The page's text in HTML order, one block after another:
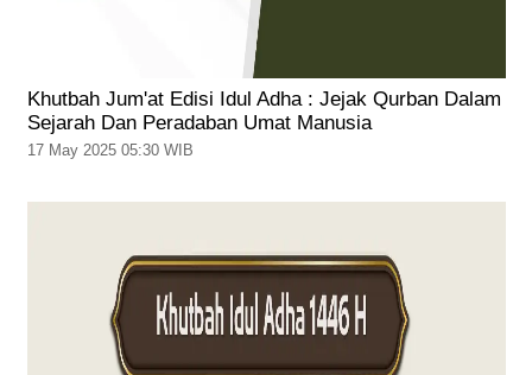
Khutbah Jum'at Edisi Idul Adha : Jejak Qurban Dalam
Sejarah Dan Peradaban Umat Manusia
17 May 2025 05:30 WIB